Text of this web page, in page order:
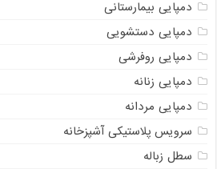
دمپایی بیمارستانی
دمپایی دستشویی
دمپایی روفرشی
دمپایی زنانه
دمپایی مردانه
سرویس پلاستیکی آشپزخانه
سطل زباله